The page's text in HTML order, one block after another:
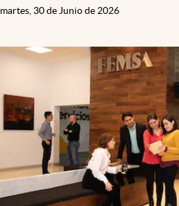
martes, 30 de Junio de 2026